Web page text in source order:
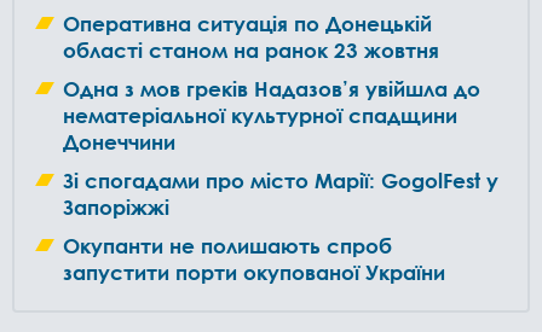
Оперативна ситуація по Донецькій
області станом на ранок 23 жовтня
Одна з мов греків Надазов’я увійшла до
нематеріальної культурної спадщини
Донеччини
Зі спогадами про місто Марії: GogоlFest у
Запоріжжі
Окупанти не полишають спроб
запустити порти окупованої України